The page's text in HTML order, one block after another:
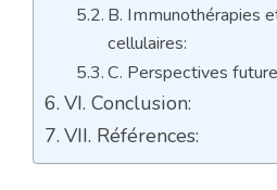
B. Immunothérapies
cellulaires:
C. Perspectives
VI. Conclusion:
VII. Références: